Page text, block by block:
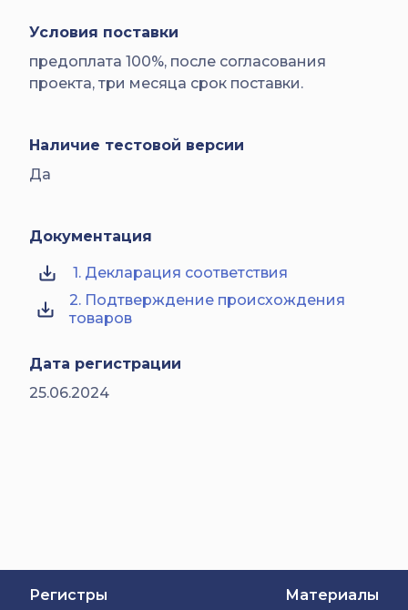
Условия поставки
предоплата 100%, после согласования
проекта, три месяца срок поставки.
Наличие тестовой версии
Да
Документация
1. Декларация соответствия
2. Подтверждение происхождения
товаров
Дата регистрации
25.06.2024
Регистры Материалы